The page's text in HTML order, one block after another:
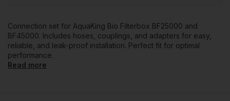
Connection set for AquaKing Bio Filterbox BF25000 and
BF45000. Includes hoses, couplings, and adapters for easy,
reliable, and leak-proof installation. Perfect fit for optimal
performance.
Read more